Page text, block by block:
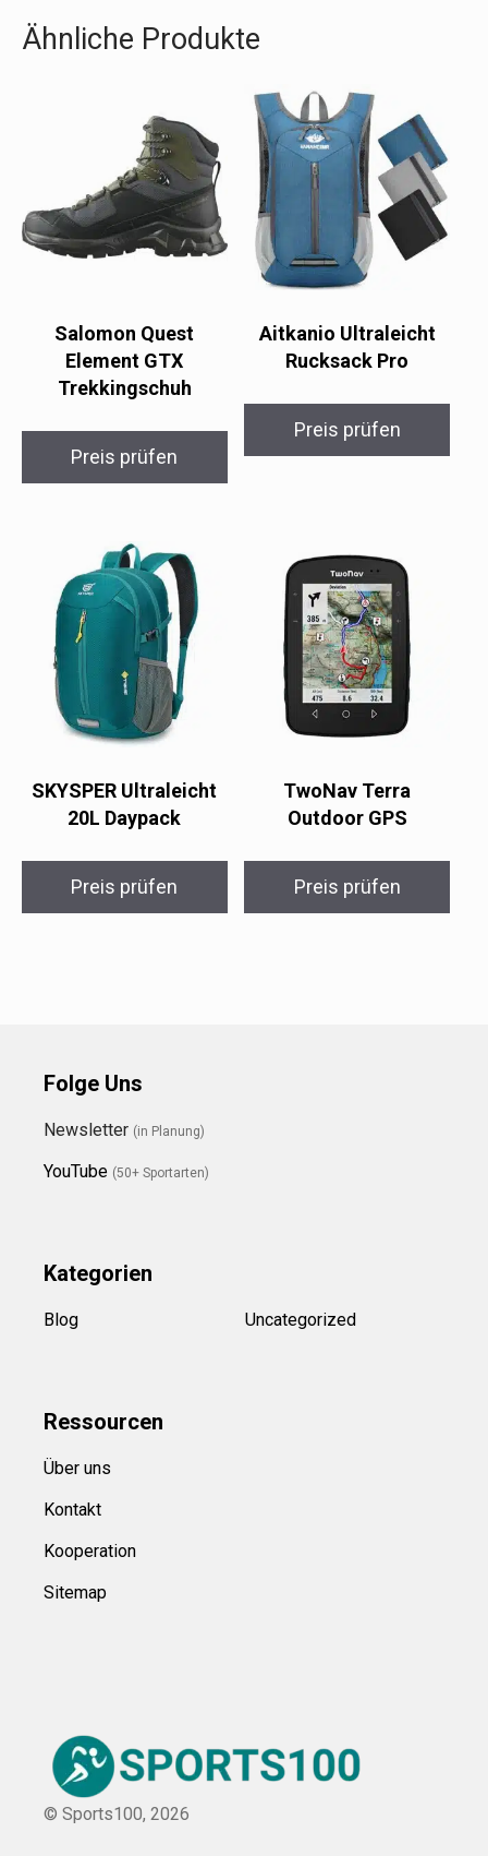
Ähnliche Produkte
Salomon Quest
Element GTX
Trekkingschuh
Preis prüfen
Aitkanio Ultraleicht
Rucksack Pro
Preis prüfen
SKYSPER Ultraleicht
20L Daypack
Preis prüfen
TwoNav Terra
Outdoor GPS
Preis prüfen
Folge Uns
Newsletter (in Planung)
YouTube (50+ Sportarten)
Kategorien
Blog Uncategorized
Ressourcen
Über uns
Kontakt
Kooperation
Sitemap
© Sports100, 2026